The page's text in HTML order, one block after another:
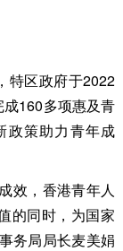
区政府于2022
160多项惠及青
政策助力青年成
效，香港青年人
的同时，为国家
务局局长麦美娟